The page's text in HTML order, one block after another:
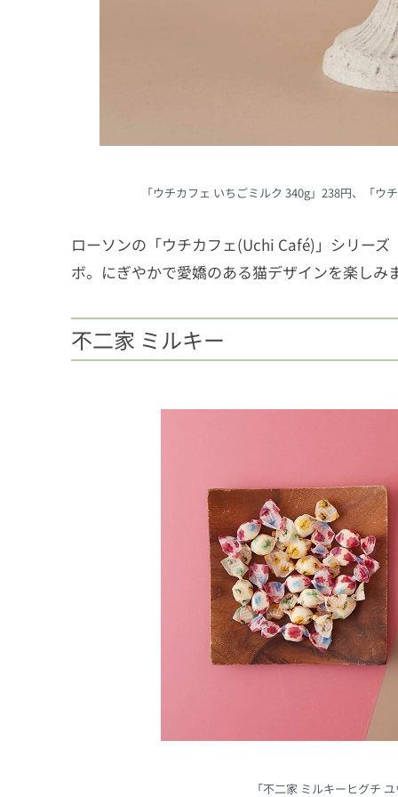
「ウチカフェ いちごミルク 340g」238円、「
ローソンの「ウチカフェ(Uchi Café)」シリー
ボ。にぎやかで愛嬌のある猫デザインを楽しみ
不二家 ミルキー
「不二家 ミルキーヒグチ